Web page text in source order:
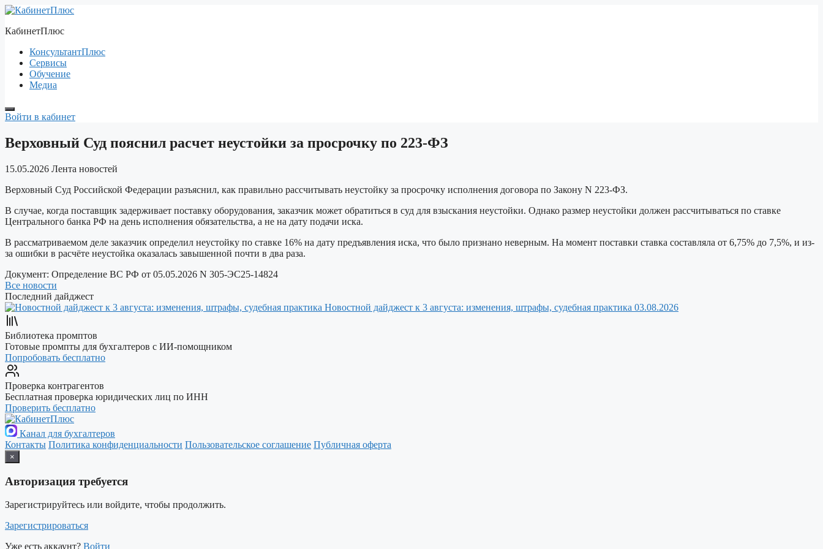
Перейти
содержимому
КабинетПлюс
КонсультантПлюс
Сервисы
Обучение
Медиа
Войти в кабинет
Верховный Суд пояснил расчет неустойки за просрочку по 223-ФЗ
15.05.2026 Лента новостей
Верховный Суд Российской Федерации разъяснил, как правильно рассчитывать неустойку за просрочку исполнения договора по Закону N 223-ФЗ.
В случае, когда поставщик задерживает поставку оборудования, заказчик может обратиться в суд для взыскания неустойки. Однако размер неустойки должен рассчитываться по ставке
Центрального банка РФ на день исполнения обязательства, а не на дату подачи иска.
В рассматриваемом деле заказчик определил неустойку по ставке 16% на дату предъявления иска, что было признано неверным. На момент поставки ставка составляла от 6,75% до 7,5%, и из-
за ошибки в расчёте неустойка оказалась завышенной почти в два раза.
Документ: Определение ВС РФ от 05.05.2026 N 305-ЭС25-14824
Все новости
Последний дайджест
Новостной дайджест к 3 августа: изменения, штрафы, судебная практика 03.08.2026
Библиотека промптов
Готовые промпты для бухгалтеров с ИИ-помощником
Попробовать бесплатно
Проверка контрагентов
Бесплатная проверка юридических лиц по ИНН
Проверить бесплатно
Канал для бухгалтеров
Контакты Политика конфиденциальности Пользовательское соглашение Публичная оферта
×
Авторизация требуется
Зарегистрируйтесь или войдите, чтобы продолжить.
Зарегистрироваться
Уже есть аккаунт? Войти